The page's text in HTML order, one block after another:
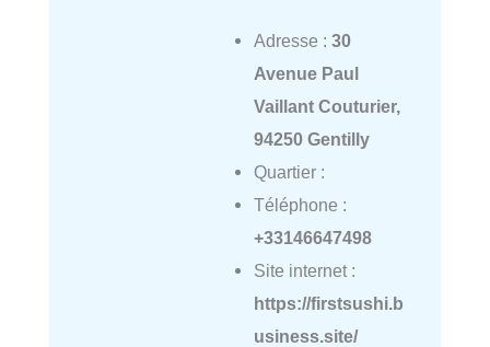
Adresse : 30
Avenue Paul
Vaillant Couturier,
94250 Gentilly
Quartier :
Téléphone :
+33146647498
Site internet :
https://firstsushi.b
usiness.site/